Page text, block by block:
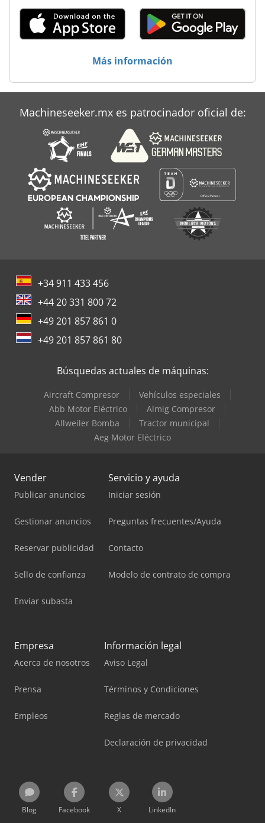
Secador De Adsorcion
Secadores De Adsorción
Sistema De Extracción De
Strautmann Ek 700
Vertedero De Residuos De Construcción
Más información
Machineseeker.mx es patrocinador oficial de:
+34 911 433 456
+44 20 331 800 72
+49 201 857 861 0
+49 201 857 861 80
Búsquedas actuales de máquinas:
Aircraft Compresor
Vehículos especiales
Abb Motor Eléctrico
Almig Compresor
Allweiler Bomba
Tractor municipal
Aeg Motor Eléctrico
Vender
Publicar anuncios
Gestionar anuncios
Reservar publicidad
Sello de confianza
Enviar subasta
Servicio y ayuda
Iniciar sesión
Preguntas frecuentes/Ayuda
Contacto
Modelo de contrato de compra
Empresa
Acerca de nosotros
Prensa
Empleos
Información legal
Aviso Legal
Términos y Condiciones
Reglas de mercado
Declaración de privacidad
Blog Facebook X LinkedIn